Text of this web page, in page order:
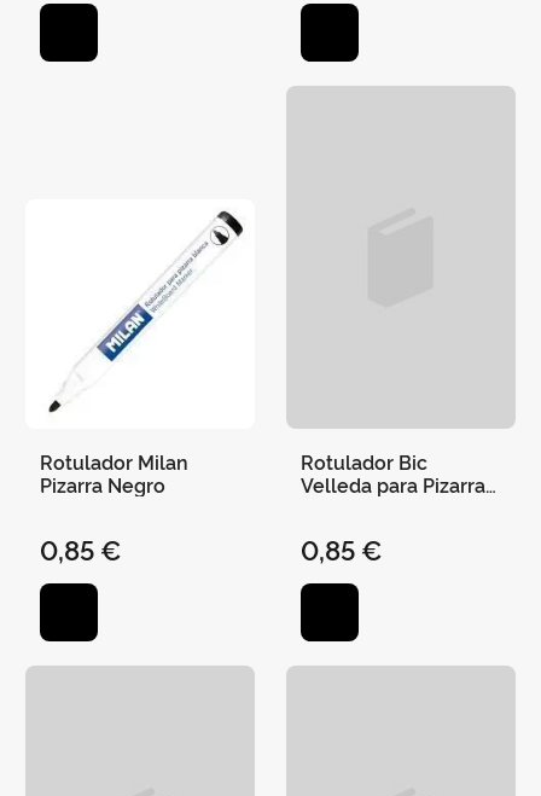
Rotulador Milan
Pizarra Negro
0,85 €
Rotulador Bic
Velleda para Pizarra
0,85 €